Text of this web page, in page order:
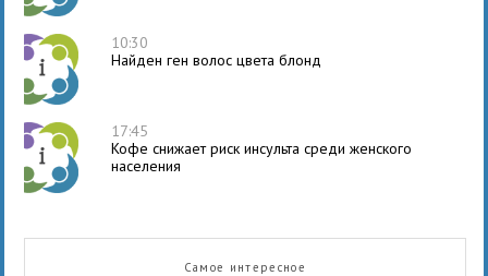
10:30
Найден ген волос цвета блонд
17:45
Кофе снижает риск инсульта среди женского
населения
Самое интересное